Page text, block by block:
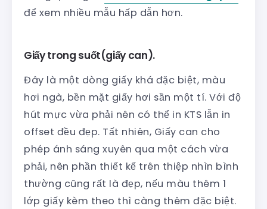
để xem nhiều mẫu hấp dẫn hơn.
Giấy trong suốt(giấy can).
Đây là một dòng giấy khá đặc biệt, màu
hơi ngà, bền mặt giấy hơi sần một tí. Với độ
hút mực vừa phải nên có thể in KTS lẫn in
offset đều đẹp. Tất nhiên, Giấy can cho
phép ánh sáng xuyên qua một cách vừa
phải, nên phần thiết kế trên thiệp nhìn bình
thường cũng rất là đẹp, nếu màu thêm 1
lớp giấy kèm theo thì càng thêm đặc biệt.